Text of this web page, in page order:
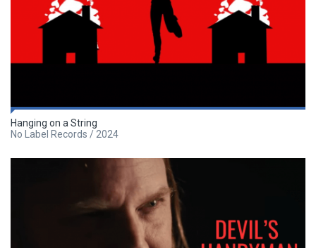
Hanging on a String
No Label Records / 2024